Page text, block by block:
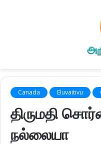
Canada Eluvaitivu
திருமதி
நல்லையா